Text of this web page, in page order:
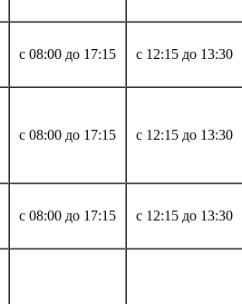
с 08:00 до 17:15 с 12:15 до 13:30
с 08:00 до 17:15 с 12:15 до 13:30
с 08:00 до 17:15 с 12:15 до 13:30